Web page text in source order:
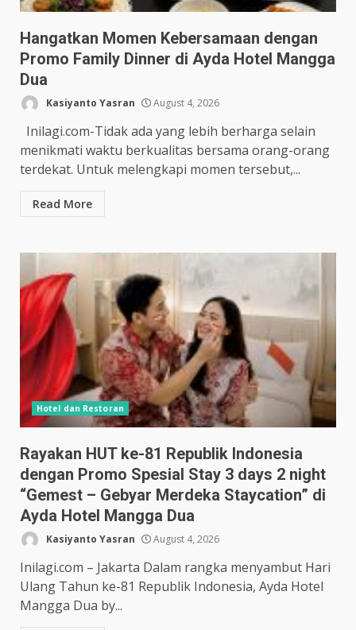
Hangatkan Momen Kebersamaan dengan
Promo Family Dinner di Ayda Hotel Mangga
Dua
Kasiyanto Yasran August 4, 2026
Inilagi.com-Tidak ada yang lebih berharga selain
menikmati waktu berkualitas bersama orang-orang
terdekat. Untuk melengkapi momen tersebut,...
Read More
Hotel dan Restoran
Rayakan HUT ke-81 Republik Indonesia
dengan Promo Spesial Stay 3 days 2 night
“Gemest – Gebyar Merdeka Staycation” di
Ayda Hotel Mangga Dua
Kasiyanto Yasran August 4, 2026
Inilagi.com – Jakarta Dalam rangka menyambut Hari
Ulang Tahun ke-81 Republik Indonesia, Ayda Hotel
Mangga Dua by...